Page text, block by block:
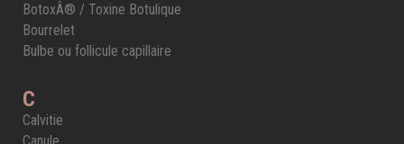
BotoxÂ® / Toxine Botulique
Bourrelet
Bulbe ou follicule capillaire
C
Calvitie